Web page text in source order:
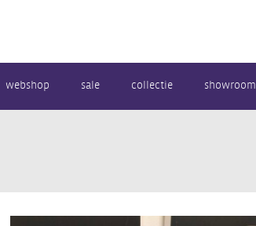
webshop sale collectie showroom